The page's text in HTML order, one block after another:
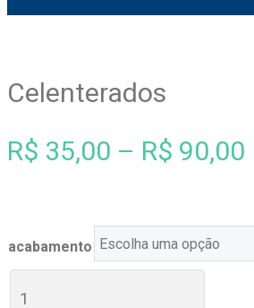
Celenterados
R$ 35,00 – R$ 90,00
acabamento